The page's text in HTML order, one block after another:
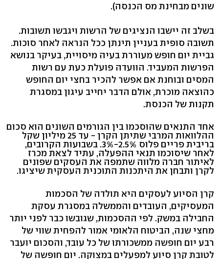
שונים מבחינת מס הכנסה).
בשלב זה יישבו הנציגים של הרשות ויגבשו תשובות.
תשובה סופית בעניין תינתן ככל הנראה לאחר סוכות.
גביית יום חופש מעוררת בעיה מיסויית, בעיקר בנושא
הפרשות המעביד. הוועדה פועלת כעת עם רשות
המסים ובוחנת אם אפשר להכיר בחצי יום החופש
כהוצאה מוכרת, אולם הדבר יחייב עיגון במסגרת
תקנות של הכנסת.
אחד התנאים שהוסכמו בין הגורמים השונים הוא סכום
ההלוואות המרבי שתיתן הקרן - עד 25 מיליון שקל
בריבית פריים פלוס 2.5%-3%. בשבועות הקרובים,
לאחר שיסוכמו תנאי ההפעלה, עתיד לצאת מכרז
לאיתור חברה מלווה שתמפה את העסקים שפונים
לקרן ותבחן את היתכנות התוכנית העסקית שיציגו.
קרן הסיוע לעסקים היא תולדה של הסכמות
המעסיקים, העובדים והממשלה במסגרת עסקת
החבילה במשק. לפי ההסכמות, שגובשו כבר לפני יותר
מחצי שנה, הביטוח הלאומי אמור להפחית שווי של
רבע יום חופשה ממשכורתו של כל עובד, והסכום יועבר
לטובת קרן סיוע למפעלים במצוקה. יום חופשה של